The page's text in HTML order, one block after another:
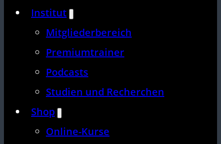
Institut
Mitgliederbereich
Premiumtrainer
Podcasts
Studien und Recherchen
Shop
Online-Kurse